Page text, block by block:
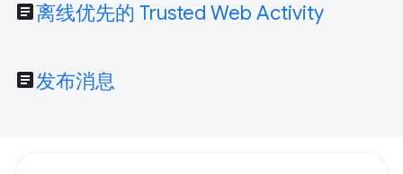
article离线优先的 Trusted Web Activity
article发布消息